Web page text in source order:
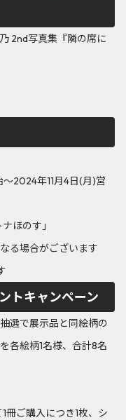
2nd写真集『隣の席に
2024年11月4日(月)営
ほのす」
る場合がございます
トキャンペーン
選で展示品と同絵柄の
各絵柄1名様、合計8名
冊ご購入につき1枚、シ